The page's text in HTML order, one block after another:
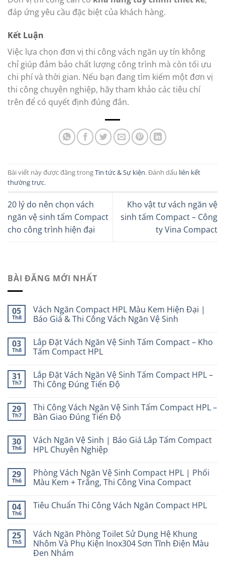
đáp ứng yêu cầu đặc biệt của khách hàng.
Kết Luận
Việc lựa chọn đơn vị thi công vách ngăn uy tín không
chỉ giúp đảm bảo chất lượng công trình mà còn tối ưu
chi phí và thời gian. Nếu bạn đang tìm kiếm một đơn vị
thi công chuyên nghiệp, hãy tham khảo các tiêu chí
trên để có quyết định đúng đắn.
Bài viết này được đăng trongTin tức & Sự kiện. Đánh dấu liên kết
thường trực.
20 lý do nên chọn vách
ngăn vệ sinh tấm Compact
cho công trình hiện đại
Kho vật tư vách ngăn vệ
sinh tấm Compact – Công
ty Vina Compact
BÀI ĐĂNG MỚI NHẤT
05
Th8
Vách Ngăn Compact HPL Màu Kem Hiện Đại |
Báo Giá & Thi Công Vách Ngăn Vệ Sinh
03
Th8
Lắp Đặt Vách Ngăn Vệ Sinh Tấm Compact – Kho
Tấm Compact HPL
31
Th7
Lắp Đặt Vách Ngăn Vệ Sinh Tấm Compact HPL –
Thi Công Đúng Tiến Độ
29
Th7
Thi Công Vách Ngăn Vệ Sinh Tấm Compact HPL –
Bàn Giao Đúng Tiến Độ
30
Th6
Vách Ngăn Vệ Sinh | Báo Giá Lắp Tấm Compact
HPL Chuyên Nghiệp
29
Th6
Phòng Vách Ngăn Vệ Sinh Compact HPL | Phối
Màu Kem + Trắng, Thi Công Vina Compact
04
Th6
Tiêu Chuẩn Thi Công Vách Ngăn Compact HPL
25
Th5
Vách Ngăn Phòng Toilet Sử Dụng Hệ Khung
Nhôm Và Phụ Kiện Inox304 Sơn Tĩnh Điện Màu
Đen Nhám